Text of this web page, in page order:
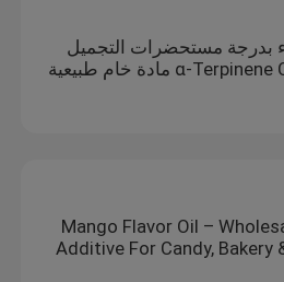
بدرجة مستحضرات التجميل
والغذائية α-Terpinene CAS 99-86-5 مادة خام طبيعية
Mango Flavor Oil –
Additive For Candy, Bakery